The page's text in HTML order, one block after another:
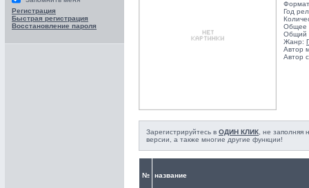
Регистрация
Быстрая регистрация
Восстановление пароля
Год
Общее
Общий
Жанр:
Автор
Автор
Зарегистрируйтесь в ОДИН КЛИК , не
версии, а также многие другие функции!
№ название